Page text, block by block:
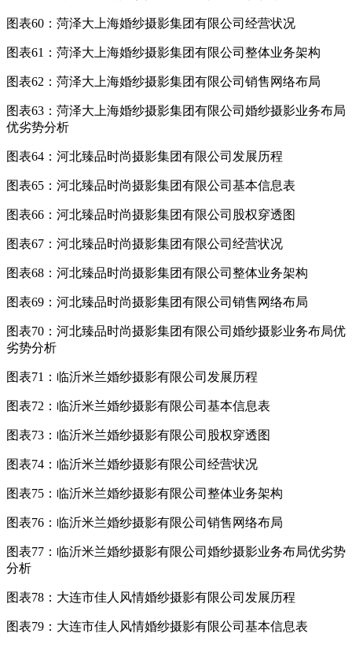
图表60：菏泽大上海婚纱摄影集团有限公司经营状况
图表61：菏泽大上海婚纱摄影集团有限公司整体业务架构
图表62：菏泽大上海婚纱摄影集团有限公司销售网络布局
图表63：菏泽大上海婚纱摄影集团有限公司婚纱摄影业务布局
优劣势分析
图表64：河北臻品时尚摄影集团有限公司发展历程
图表65：河北臻品时尚摄影集团有限公司基本信息表
图表66：河北臻品时尚摄影集团有限公司股权穿透图
图表67：河北臻品时尚摄影集团有限公司经营状况
图表68：河北臻品时尚摄影集团有限公司整体业务架构
图表69：河北臻品时尚摄影集团有限公司销售网络布局
图表70：河北臻品时尚摄影集团有限公司婚纱摄影业务布局优
劣势分析
图表71：临沂米兰婚纱摄影有限公司发展历程
图表72：临沂米兰婚纱摄影有限公司基本信息表
图表73：临沂米兰婚纱摄影有限公司股权穿透图
图表74：临沂米兰婚纱摄影有限公司经营状况
图表75：临沂米兰婚纱摄影有限公司整体业务架构
图表76：临沂米兰婚纱摄影有限公司销售网络布局
图表77：临沂米兰婚纱摄影有限公司婚纱摄影业务布局优劣势
分析
图表78：大连市佳人风情婚纱摄影有限公司发展历程
图表79：大连市佳人风情婚纱摄影有限公司基本信息表